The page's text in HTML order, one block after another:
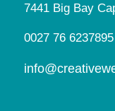
7441 Big Bay
0027 76 6237895